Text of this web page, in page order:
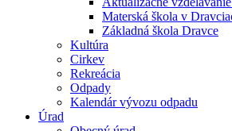
Materská škola v
Základná škola Dravce
Kultúra
Cirkev
Rekreácia
Odpady
Kalendár vývozu odpadu
Úrad